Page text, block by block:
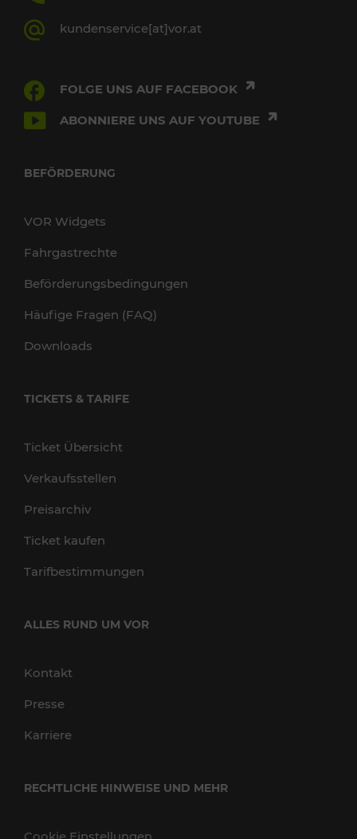
kundenservice[at]vor.at
FOLGE UNS AUF FACEBOOK
ABONNIERE UNS AUF YOUTUBE
BEFÖRDERUNG
VOR Widgets
Fahrgastrechte
Beförderungsbedingungen
Häufige Fragen (FAQ)
Downloads
TICKETS & TARIFE
Ticket Übersicht
Verkaufsstellen
Preisarchiv
Ticket kaufen
Tarifbestimmungen
ALLES RUND UM VOR
Kontakt
Presse
Karriere
RECHTLICHE HINWEISE UND MEHR